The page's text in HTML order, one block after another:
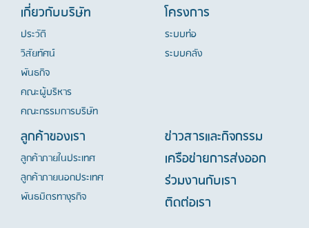
เกี่ยวกับบริษัท
ประวัติ
วิสัยทัศน์
พันธกิจ
คณะผู้บริหาร
คณะกรรมการบริษัท
โครงการ
ระบบท่อ
ระบบคลัง
ลูกค้าของเรา
ลูกค้าภายในประเทศ
ลูกค้าภายนอกประเทศ
พันธมิตรทางุรกิจ
ข่าวสารและกิจกรรม
เครือข่ายการส่งออก
ร่วมงานกับเรา
ติดต่อเรา